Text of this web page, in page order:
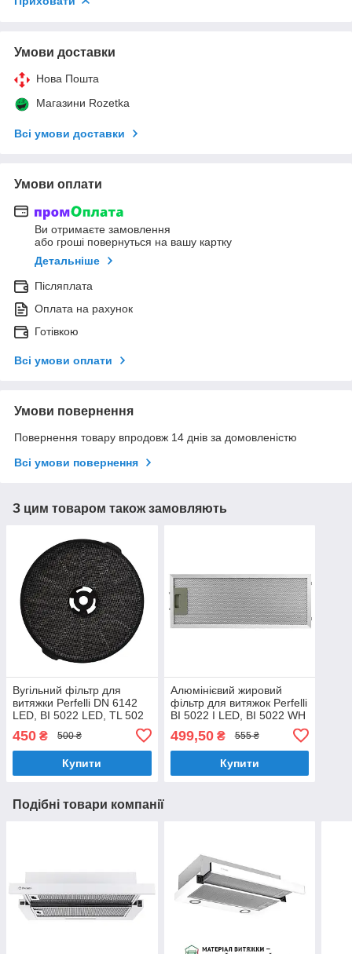
Умови доставки
Нова Пошта
Магазини Rozetka
Всі умови доставки
Умови оплати
Ви отримаєте замовлення
або гроші повернуться на вашу картку
Детальніше
Післяплата
Оплата на рахунок
Готівкою
Всі умови оплати
Умови повернення
Повернення товару впродовж 14 днів за домовленістю
Всі умови повернення
З цим товаром також замовляють
Вугільний фільтр для
витяжки Perfelli DN 6142
LED, BI 5022 LED, TL 502
0073)
450 ₴ 500 ₴
Купити
Алюмінієвий жировий
фільтр для витяжок Perfelli
BI 5022 I LED, BI 5022 WH
499,50₴ 555 ₴
Купити
Подібні товари компанії